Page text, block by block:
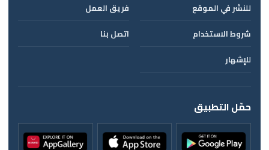
للنشر في الموقع
فريق العمل
شروط الاستخدام
اتصل بنا
للإشهار
حمّل التطبيق